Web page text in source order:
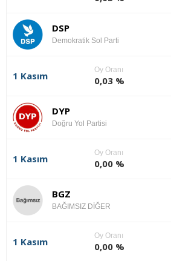
DSP
Demokratik Sol Parti
1 Kasım
Oy Oranı
0,03 %
DYP
Doğru Yol Partisi
1 Kasım
Oy Oranı
0,00 %
BGZ
BAĞIMSIZ DİĞER
1 Kasım
Oy Oranı
0,00 %